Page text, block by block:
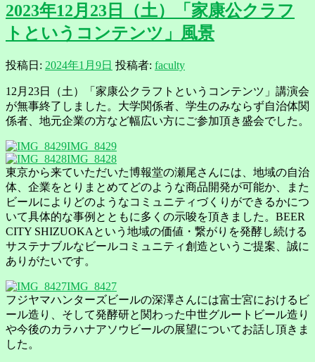
2023年12月23日（土）「家康公クラフ
トというコンテンツ」風景
投稿日: 2024年1月9日 投稿者: faculty
12月23日（土）「家康公クラフトというコンテンツ」講演会
が無事終了しました。大学関係者、学生のみならず自治体関
係者、地元企業の方など幅広い方にご参加頂き盛会でした。
IMG_8429
IMG_8428
東京から来ていただいた博報堂の瀬尾さんには、地域の自治
体、企業をとりまとめてどのような商品開発が可能か、また
ビールによりどのようなコミュニティづくりができるかにつ
いて具体的な事例とともに多くの示唆を頂きました。BEER
CITY SHIZUOKAという地域の価値・繋がりを発酵し続ける
サステナブルなビールコミュニティ創造というご提案、誠に
ありがたいです。
IMG_8427
フジヤマハンターズビールの深澤さんには富士宮におけるビ
ール造り、そして発酵研と関わった中世グルートビール造り
や今後のカラハナアソウビールの展望についてお話し頂きま
した。